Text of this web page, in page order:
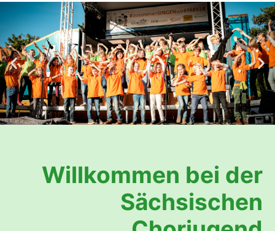
Willkommen bei der
Sächsischen